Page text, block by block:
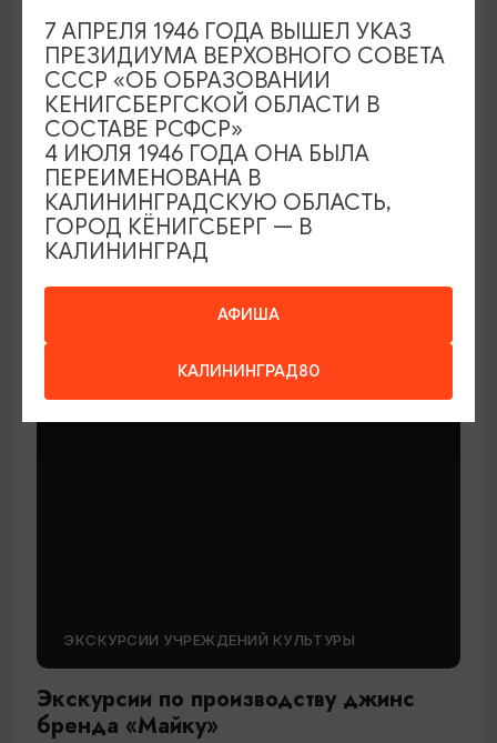
МАСТЕР-КЛАССЫ
Мастер-классы по керамике Елены
Бодяковой
Калининград, ул. Баранова, 45
ЭКСКУРСИИ УЧРЕЖДЕНИЙ КУЛЬТУРЫ
Экскурсии по производству джинс
бренда «Майку»
АФИША
КАЛИНИНГРАД80
7 АПРЕЛЯ 1946 ГОДА ВЫШЕЛ УКАЗ
ПРЕЗИДИУМА ВЕРХОВНОГО СОВЕТА
СССР «ОБ ОБРАЗОВАНИИ
КЕНИГСБЕРГСКОЙ ОБЛАСТИ В
СОСТАВЕ РСФСР»
4 ИЮЛЯ 1946 ГОДА ОНА БЫЛА
ПЕРЕИМЕНОВАНА В
КАЛИНИНГРАДСКУЮ ОБЛАСТЬ,
ГОРОД КЁНИГСБЕРГ — В
КАЛИНИНГРАД